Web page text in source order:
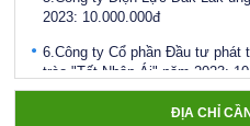
2023: 10.000.000đ
6.Công ty Cổ phần Đầu tư phát
trào "Tết Nhân Ái" năm 2023:
ĐỊA CHỈ
Bà Nguyễn Thị Ngân – Thôn 5
Lắk
Bà Vàng Thị Ngọc Hiến – Thôn